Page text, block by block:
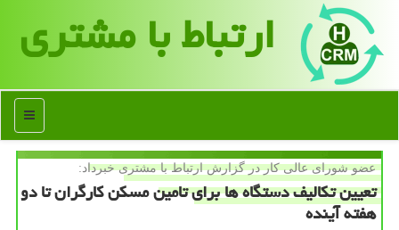
ارتباط با مشتری
منو
عضو شورای عالی كار در گزارش ارتباط با مشتری خبرداد:
تعیین تكالیف دستگاه ها برای تامین مسكن كارگران تا دو
هفته آینده